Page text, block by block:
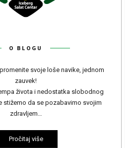
O BLOGU
svoje loše navike, jednom
zauvek!
života i nedostatka slobodnog
stižemo da se pozabavimo svojim
zdravljem…
Pročitaj više